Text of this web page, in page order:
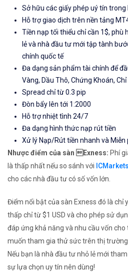
Sở hữu các giấy phép uý tín
Hỗ trợ giao dịch trên nền tảng
Tiền nạp tối thiểu chỉ cần 1$, phù
lẻ và nhà đầu tư mới tập tành
chính quốc tế
Đa dạng sản phẩm tài chính để
Vàng, Dầu Thô, Chứng Khoán, Chỉ
Spread chỉ từ 0.3 pip
Đòn bẩy lên tới 1:2000
Hỗ trợ nhiệt tình 24/7
Đa dạng hình thức nạp rút tiền
Xử lý Nạp/Rút tiền nhanh và Miễn
Nhược điểm của sàn Exness: Phí
là thấp nhất nếu so sánh với ICMarkets
cho các nhà đầu tư có số vốn lớn.
Điểm nổi bật của sàn Exness đó là chỉ
thấp chỉ từ $1 USD và cho phép sử
đáp ứng khả năng và nhu cầu vốn
muốn tham gia thử sức trên thị trường
Nếu bạn là nhà đầu tư nhỏ lẻ mới
sự lựa chọn uy tín nên dùng!